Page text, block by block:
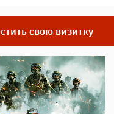
свою визитку